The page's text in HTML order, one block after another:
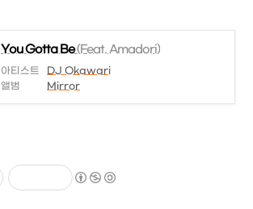
You Gotta Be(Feat. Amadori)
아티스트
DJ Okawari
앨범
Mirror